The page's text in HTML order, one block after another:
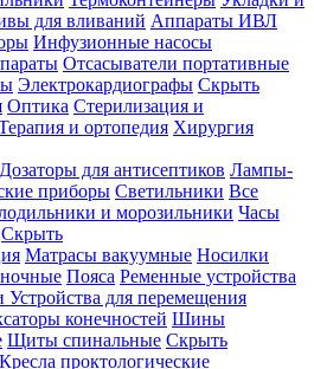
для вливаний Аппараты ИВЛ
Инфузионные насосы
Отсасыватели портативные
Электрокардиографы Скрыть
Оптика Стерилизация и
и ортопедия Хирургия
Дозаторы для антисептиков Лампы-
приборы Светильники Все
и морозильники Часы
Скрыть
Матрасы вакуумные Носилки
Пояса Ременные устройства
Устройства для перемещения
конечностей Шины
Щиты спинальные Скрыть
Кресла проктологические